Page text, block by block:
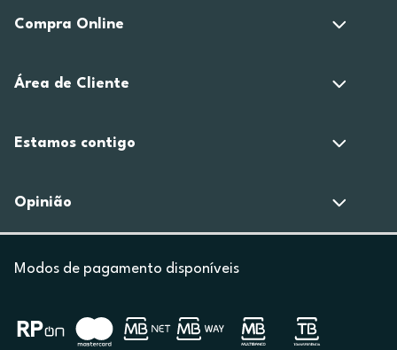
Compra Online
Área de Cliente
Estamos contigo
Opinião
Modos de pagamento disponíveis